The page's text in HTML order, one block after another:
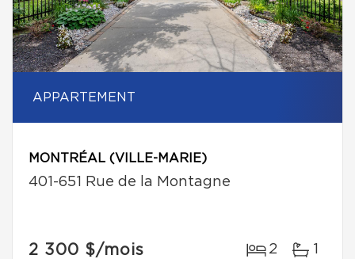
APPARTEMENT
MONTRÉAL (VILLE-MARIE)
401-651 Rue de la Montagne
2 300 $/mois 2 1